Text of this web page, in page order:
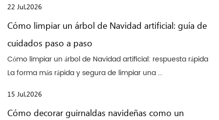
22 Jul,2026
Cómo limpiar un árbol de Navidad artificial: guía de
cuidados paso a paso
Cómo limpiar un árbol de Navidad artificial: respuesta rápida
La forma más rápida y segura de limpiar una ...
15 Jul,2026
Cómo decorar guirnaldas navideñas como un